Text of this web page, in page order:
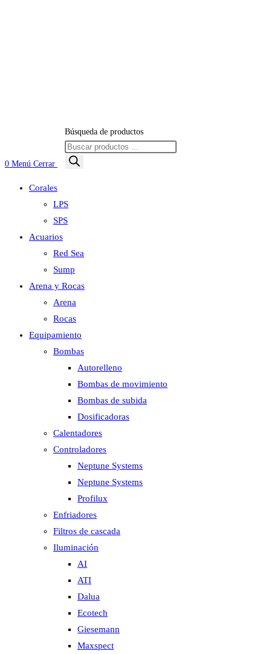
0 Menú Cerrar
Búsqueda de productos
Corales
LPS
SPS
Acuarios
Red Sea
Sump
Arena y Rocas
Arena
Rocas
Equipamiento
Bombas
Autorelleno
Bombas de movimiento
Bombas de subida
Dosificadoras
Calentadores
Controladores
Neptune Systems
Neptune Systems
Profilux
Enfriadores
Filtros de cascada
Iluminación
AI
ATI
Dalua
Ecotech
Giesemann
Maxspect